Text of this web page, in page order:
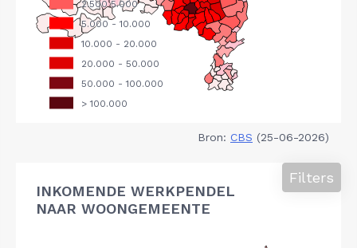
Bron: CBS (25-06-2026)
INKOMENDE WERKPENDEL
NAAR WOONGEMEENTE
Filters